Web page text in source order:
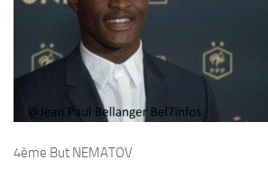
4ème But NEMATOV